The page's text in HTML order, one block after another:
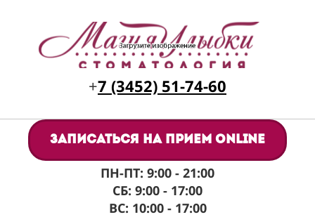
+7 (3452) 51-74-60
Записаться на прием online
ПН-ПТ: 9:00 - 21:00
СБ: 9:00 - 17:00
ВС: 10:00 - 17:00